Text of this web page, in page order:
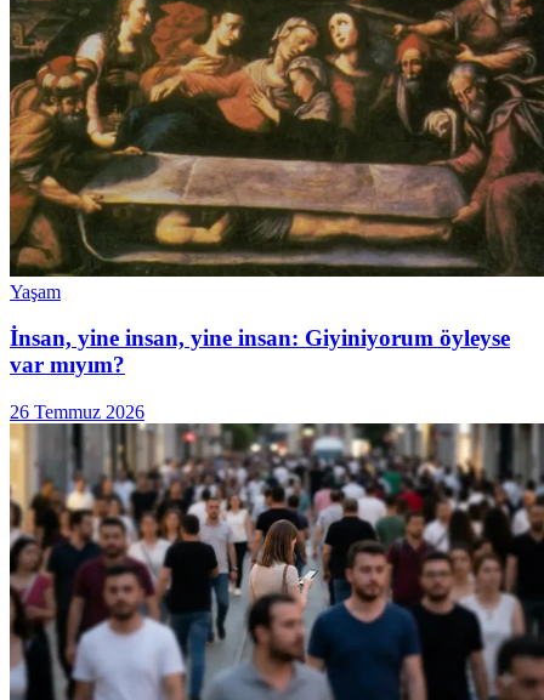
Yaşam
İnsan, yine insan, yine insan: Giyiniyorum öyleyse
var mıyım?
26 Temmuz 2026